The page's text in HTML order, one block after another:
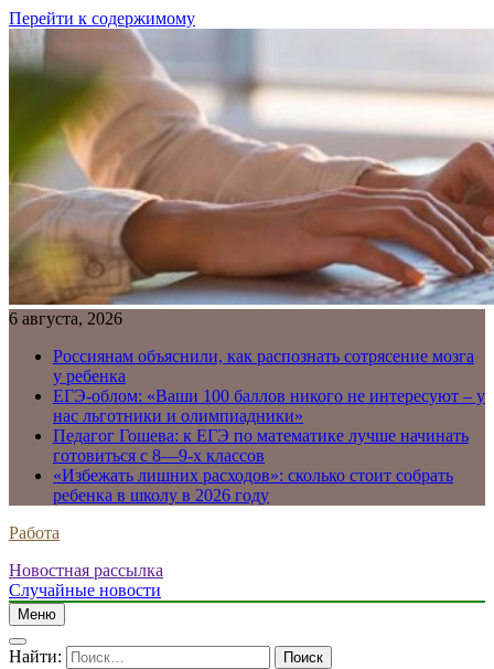
Перейти к содержимому
6 августа, 2026
Россиянам объяснили, как распознать сотрясение мозга
у ребенка
ЕГЭ-облом: «Ваши 100 баллов никого не интересуют – у
нас льготники и олимпиадники»
Педагог Гошева: к ЕГЭ по математике лучше начинать
готовиться с 8—9-х классов
«Избежать лишних расходов»: сколько стоит собрать
ребенка в школу в 2026 году
Работа
Новостная рассылка
Случайные новости
Меню
Найти: